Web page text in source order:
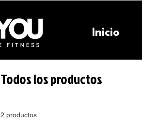
Inicio
Todos los productos
2 productos